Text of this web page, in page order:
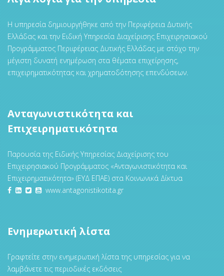
Η υπηρεσία δημιουργήθηκε από την Περιφέρεια Δυτικής
Ελλάδας και την Ειδική Υπηρεσία Διαχείρισης Επιχειρησιακού
Προγράμματος Περιφέρειας Δυτικής Ελλάδας με στόχο την
μέγιστη δυνατή ενημέρωση στα θέματα επιχείρησης,
επιχειρηματικότητας και χρηματοδότησης επενδύσεων.
Ανταγωνιστικότητα και
Επιχειρηματικότητα
Παρουσία της Ειδικής Υπηρεσίας Διαχείρισης του
Επιχειρησιακού Προγράμματος «Ανταγωνιστικότητα και
Επιχειρηματικότητα» (ΕΥΔ ΕΠΑΕ) στα Κοινωνικά Δίκτυα
www.antagonistikotita.gr
Ενημερωτική λίστα
Γραφτείτε στην ενημερωτική λίστα της υπηρεσίας για να
λαμβάνετε τις περιοδικές εκδόσεις